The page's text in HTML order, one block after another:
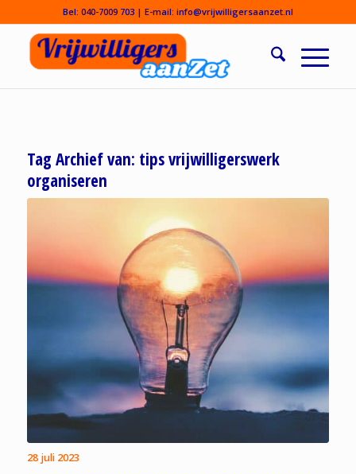
Bel: 040-7009 703| E-mail: info@vrijwilligersaanzet.nl
Tag Archief van: tips vrijwilligerswerk
organiseren
28 juli 2023